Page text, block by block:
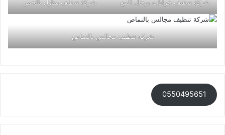
شركة تنظيف خزانات برجال ألمع شركة تنظيف منازل بللحمر
شركة تنظيف مجالس بالنماص
0550495651